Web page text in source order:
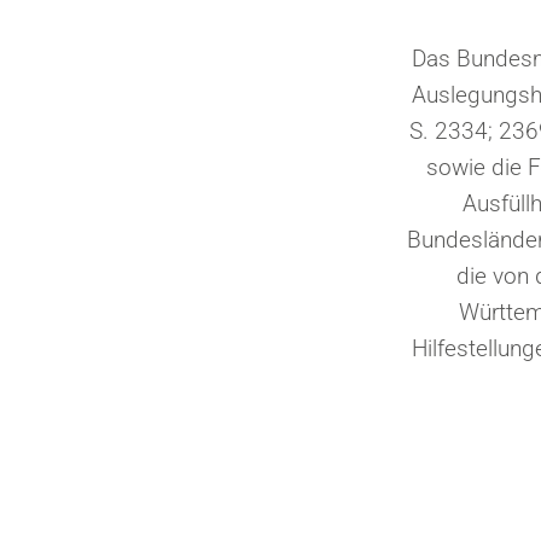
Das
S. 2334;
sowie die
die von